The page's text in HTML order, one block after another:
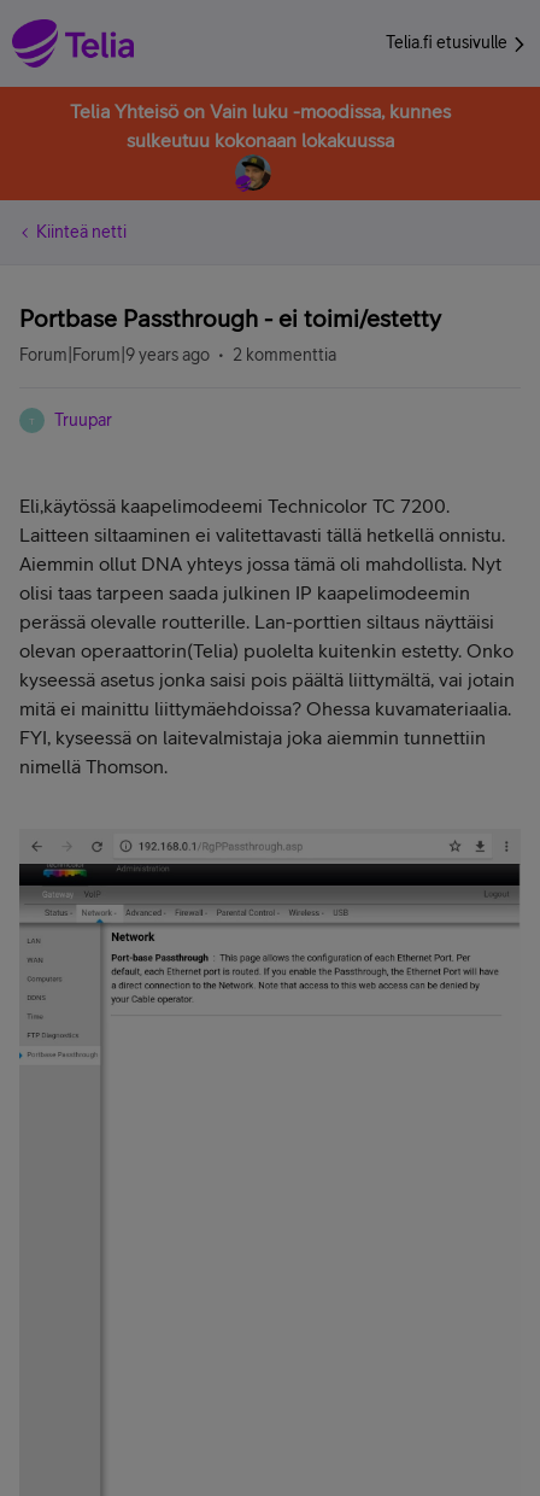
Telia.fi etusivulle
Telia Yhteisö on Vain luku -moodissa, kunnes
sulkeutuu kokonaan lokakuussa
Kiinteä netti
Portbase Passthrough - ei toimi/estetty
Forum|Forum|9 years ago 2 kommenttia
T Truupar
Eli,käytössä kaapelimodeemi Technicolor TC 7200.
Laitteen siltaaminen ei valitettavasti tällä hetkellä onnistu.
Aiemmin ollut DNA yhteys jossa tämä oli mahdollista. Nyt
olisi taas tarpeen saada julkinen IP kaapelimodeemin
perässä olevalle routterille. Lan-porttien siltaus näyttäisi
olevan operaattorin(Telia) puolelta kuitenkin estetty. Onko
kyseessä asetus jonka saisi pois päältä liittymältä, vai jotain
mitä ei mainittu liittymäehdoissa? Ohessa kuvamateriaalia.
FYI, kyseessä on laitevalmistaja joka aiemmin tunnettiin
nimellä Thomson.